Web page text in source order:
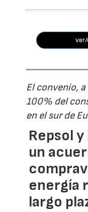
El convenio,
100% del
en el sur de
Repsol
un
energía
largo